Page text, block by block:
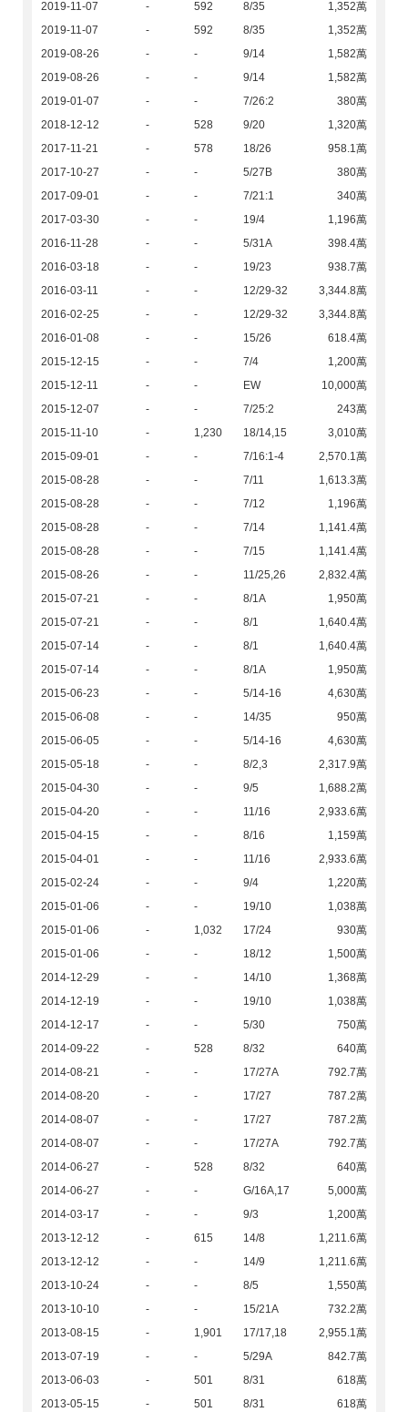
2019-11-07 - 592 8/35
1,352萬
2019-11-07
- 592 8/35
1,352萬
2019-08-26
- - 9/14
1,582萬
2019-08-26
- - 9/14
1,582萬
2019-01-07
- - 7/26:2
380萬
2018-12-12
- 528 9/20
1,320萬
2017-11-21
- 578 18/26
958.1萬
2017-10-27
- - 5/27B
380萬
2017-09-01
- - 7/21:1
340萬
2017-03-30
- - 19/4
1,196萬
2016-11-28
- - 5/31A
398.4萬
2016-03-18
- - 19/23
938.7萬
2016-03-11
- - 12/29-32
3,344.8萬
2016-02-25
- - 12/29-32
3,344.8萬
2016-01-08
- - 15/26
618.4萬
2015-12-15
- - 7/4
1,200萬
2015-12-11
- - EW
10,000萬
2015-12-07
- - 7/25:2
243萬
2015-11-10
- 1,230 18/14,15
3,010萬
2015-09-01
- - 7/16:1-4
2,570.1萬
2015-08-28
- - 7/11
1,613.3萬
2015-08-28
- - 7/12
1,196萬
2015-08-28
- - 7/14
1,141.4萬
2015-08-28
- - 7/15
1,141.4萬
2015-08-26
- - 11/25,26
2,832.4萬
2015-07-21
- - 8/1A
1,950萬
2015-07-21
- - 8/1
1,640.4萬
2015-07-14
- - 8/1
1,640.4萬
2015-07-14
- - 8/1A
1,950萬
2015-06-23
- - 5/14-16
4,630萬
2015-06-08
- - 14/35
950萬
2015-06-05
- - 5/14-16
4,630萬
2015-05-18
- - 8/2,3
2,317.9萬
2015-04-30
- - 9/5
1,688.2萬
2015-04-20
- - 11/16
2,933.6萬
2015-04-15
- - 8/16
1,159萬
2015-04-01
- - 11/16
2,933.6萬
2015-02-24
- - 9/4
1,220萬
2015-01-06
- - 19/10
1,038萬
2015-01-06
- 1,032 17/24
930萬
2015-01-06
- - 18/12
1,500萬
2014-12-29
- - 14/10
1,368萬
2014-12-19
- - 19/10
1,038萬
2014-12-17
- - 5/30
750萬
2014-09-22
- 528 8/32
640萬
2014-08-21
- - 17/27A
792.7萬
2014-08-20
- - 17/27
787.2萬
2014-08-07
- - 17/27
787.2萬
2014-08-07
- - 17/27A
792.7萬
2014-06-27
- 528 8/32
640萬
2014-06-27
- - G/16A,17
5,000萬
2014-03-17
- - 9/3
1,200萬
2013-12-12
- 615 14/8
1,211.6萬
2013-12-12
- - 14/9
1,211.6萬
2013-10-24
- - 8/5
1,550萬
2013-10-10
- - 15/21A
732.2萬
2013-08-15
- 1,901 17/17,18
2,955.1萬
2013-07-19
- - 5/29A
842.7萬
2013-06-03
- 501 8/31
618萬
2013-05-15
- 501 8/31
618萬